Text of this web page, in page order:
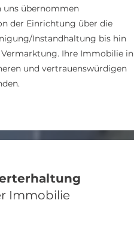
uns übernommen
der Einrichtung über die
Instandhaltung bis hin
Ihre Immobilie in
und vertrauenswürdigen
Immobilie